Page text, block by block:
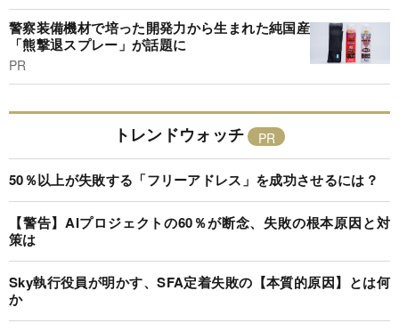
警察装備機材で培った開発力から生まれた純国産
「熊撃退スプレー」が話題に
PR
トレンドウォッチ
50％以上が失敗する「フリーアドレス」を成功させるには？
【警告】AIプロジェクトの60％が断念、失敗の根本原因と対
策は
Sky執行役員が明かす、SFA定着失敗の【本質的原因】とは何
か